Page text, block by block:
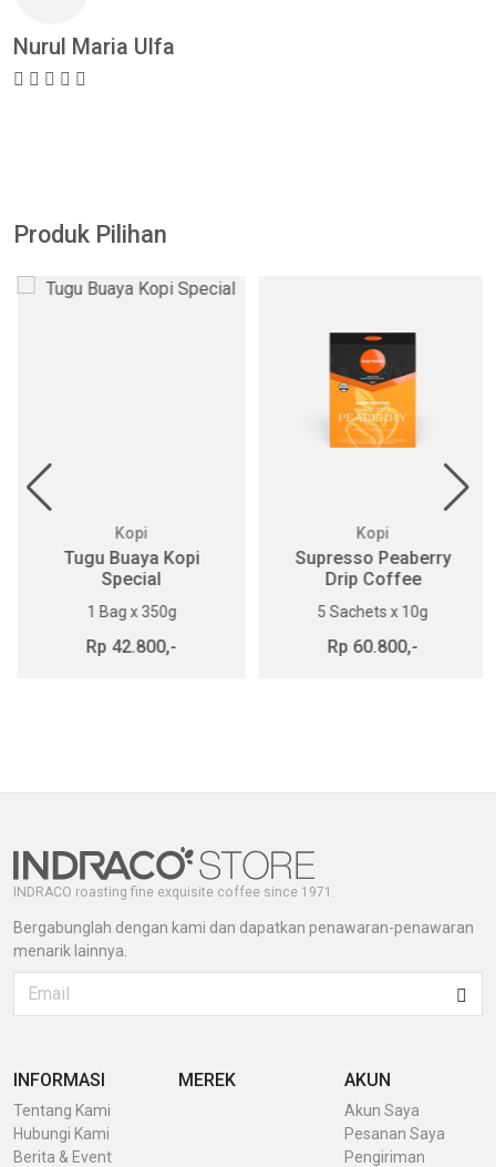
Nurul Maria Ulfa
Produk Pilihan
Kopi
Tugu Buaya Kopi
Special
1 Bag x 350g
Rp 42.800,-
Kopi
Supresso Peaberry
Drip Coffee
5 Sachets x 10g
Rp 60.800,-
INDRACO roasting fine exquisite coffee since 1971.
Bergabunglah dengan kami dan dapatkan penawaran-penawaran
menarik lainnya.
INFORMASI
Tentang Kami
Hubungi Kami
Berita & Event
MEREK AKUN
Akun Saya
Pesanan Saya
Pengiriman